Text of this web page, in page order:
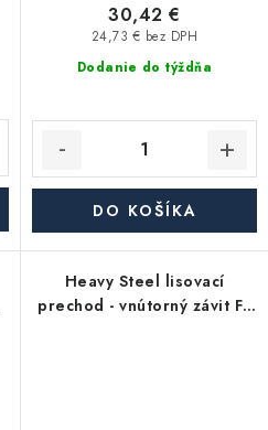
Dodanie do týždňa
24,73 € bez DPH
30,42 €
DO KOŠÍKA
Heavy Steel lisovací
prechod - vnútorný závit FF